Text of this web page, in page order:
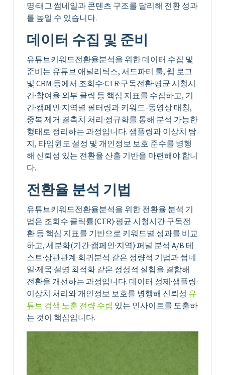
명·태그·썸네일과 콘텐츠 구조를 달리해 전환 성과
를 높일 수 있습니다.
데이터 수집 및 준비
유튜브키워드전환율분석을 위한 데이터 수집 및
준비는 유튜브 애널리틱스, 서드파티 툴, 웹 로그
및 CRM 등에서 조회수·CTR·구독전환·평균 시청시
간·참여율·외부 클릭 등 핵심 지표를 수집하고, 기
간·캠페인·지역별 필터링과 키워드-동영상 매칭,
중복 제거·결측치 처리·정규화를 통해 분석 가능한
형태로 정리하는 과정입니다. 샘플링과 이상치 탐
지, 타임윈도 설정 및 개인정보 보호 준수를 병행
해 신뢰성 있는 전환율 산출 기반을 마련해야 합니
다.
전환율 분석 기법
유튜브키워드전환율분석을 위한 전환율 분석 기
법은 조회수·클릭률(CTR)·평균 시청시간·구독전
환 등 핵심 지표를 기반으로 키워드별 성과를 비교
하고, 세분화(기간·캠페인·지역)·퍼널 분석·A/B 테
스트·상관관계·회귀분석 같은 정량적 기법과 썸네
일·제목·설명 최적화 같은 정성적 실험을 결합해
전환을 개선하는 과정입니다. 데이터 정제·샘플링·
이상치 처리와 개인정보 보호를 병행해 신뢰성 유
튜브 검색 노출 전략 수립 있는 인사이트를 도출하
는 것이 핵심입니다.